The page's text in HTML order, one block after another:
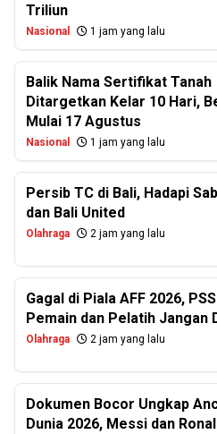
Triliun
Nasional 1 jam yang lalu
Balik Nama Sertifikat Tanah
Ditargetkan Kelar 10 Hari,
Mulai 17 Agustus
Nasional 1 jam yang lalu
Persib TC di Bali, Hadapi
dan Bali United
Olahraga 2 jam yang lalu
Gagal di Piala AFF 2026,
Pemain dan Pelatih Jangan
Olahraga 2 jam yang lalu
Dokumen Bocor Ungkap
Dunia 2026, Messi dan